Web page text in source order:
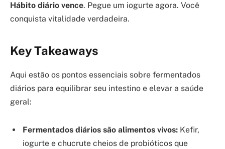
Hábito diário vence. Pegue um iogurte agora. Você
conquista vitalidade verdadeira.
Key Takeaways
Aqui estão os pontos essenciais sobre fermentados
diários para equilibrar seu intestino e elevar a saúde
geral:
Fermentados diários são alimentos vivos: Kefir,
iogurte e chucrute cheios de probióticos que